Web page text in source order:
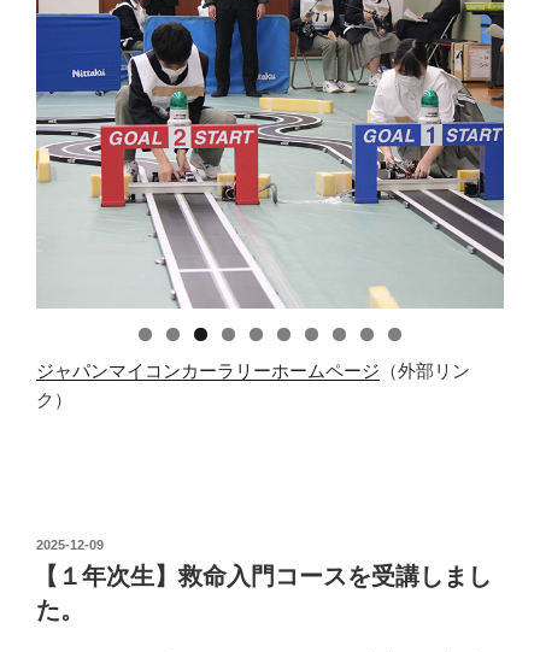
ジャパンマイコンカーラリーホームページ （外部リン
ク）
投
日:
2025-12-09
【１年次生】救命入門コースを受講しまし
た。